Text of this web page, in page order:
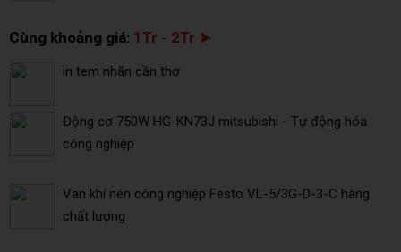
Cùng khoảng giá: 1Tr - 2Tr ➤
in tem nhãn cần thơ
Động cơ 750W HG-KN73J mitsubishi - Tự động hóa
công nghiệp
Van khí nén công nghiệp Festo VL-5/3G-D-3-C hàng
chất lượng